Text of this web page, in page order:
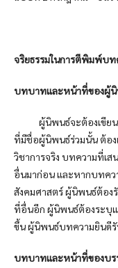
จริยธรรมในการตีพิมพ์บท
บทบาทและหน้าที่ของผู้
ผู้นิพนธ์จะต้องเขียนบ
ที่มีชื่อผู้นิพนธ์ร่วมนั้น ต้อง
วิชาการจริง บทความที่เ
อื่นมาก่อน และหากบทคว
สังคมศาสตร์ ผู้นิพนธ์ต้อง
ที่อื่นอีก ผู้นิพนธ์ต้องระบุแ
ขึ้น ผู้นิพนธ์บทความยินดี
บทบาทและหน้าที่ของบร